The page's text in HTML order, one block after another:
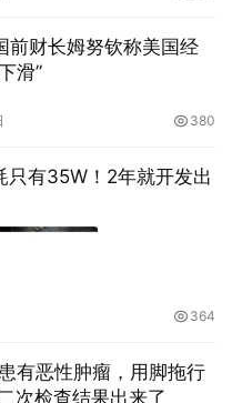
前财长姆努钦称美国经
滑”
380
只有35W！2年就开发出
364
有恶性肿瘤，用脚拖行
次检查结果出来了